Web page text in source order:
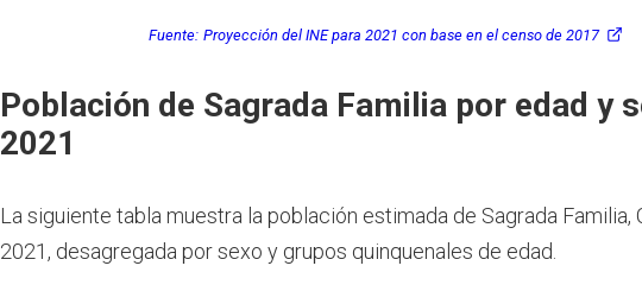
Fuente: Proyección del INE para 2021 con base en el censo de 2017
Población de Sagrada Familia por edad y
2021
La siguiente tabla muestra la población estimada de Sagrada Familia,
2021, desagregada por sexo y grupos quinquenales de edad.